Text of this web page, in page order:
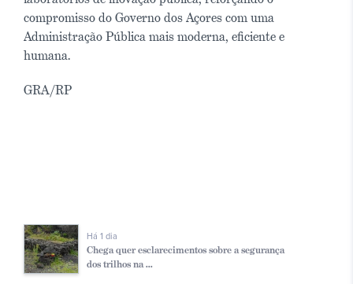
compromisso do Governo dos Açores com uma
Administração Pública mais moderna, eficiente e
humana.
GRA/RP
Há 1 dia
Chega quer esclarecimentos sobre a segurança
dos trilhos na ...